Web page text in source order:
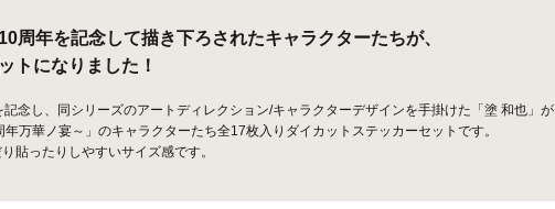
周年を記念して描き下ろされたキャラクターたちが、
トになりました！
記念し、同シリーズのアートディレクション/キャラクターデザインを手掛けた「塗 和也」が
万華ノ宴～」のキャラクターたち全17枚入りダイカットステッカーセットです。
貼ったりしやすいサイズ感です。